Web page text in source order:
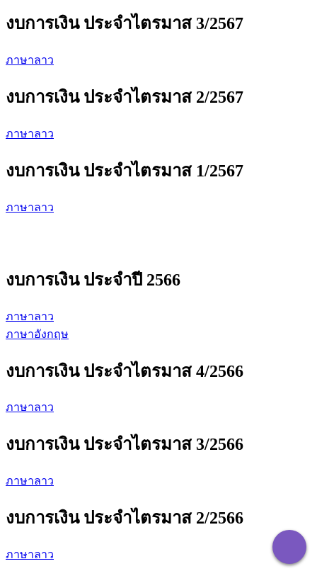
งบการเงิน ประจำไตรมาส 3/2567
ภาษาลาว
งบการเงิน ประจำไตรมาส 2/2567
ภาษาลาว
งบการเงิน ประจำไตรมาส 1/2567
ภาษาลาว
งบการเงิน ประจำปี 2566
ภาษาลาว
ภาษาอังกฤษ
งบการเงิน ประจำไตรมาส 4/2566
ภาษาลาว
งบการเงิน ประจำไตรมาส 3/2566
ภาษาลาว
งบการเงิน ประจำไตรมาส 2/2566
ภาษาลาว